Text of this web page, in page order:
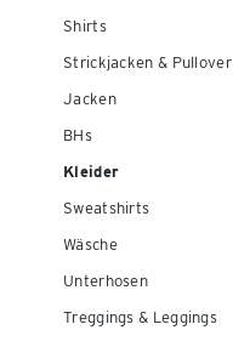
Shirts
Strickjacken & Pullover
Jacken
BHs
Kleider
Sweatshirts
Wäsche
Unterhosen
Treggings & Leggings